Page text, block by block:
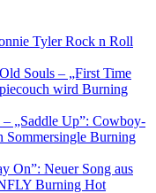
Tyler Rock n Roll
Souls – „First Time
wird Burning
„Saddle Up”: Cowboy-
Sommersingle Burning
On”: Neuer Song aus
Burning Hot